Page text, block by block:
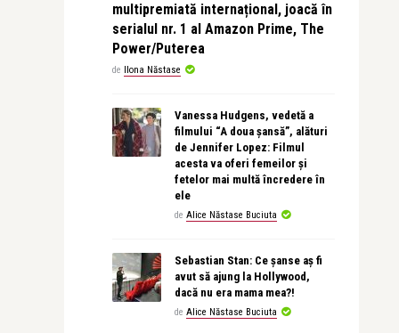
multipremiată internațional, joacă în
serialul nr. 1 al Amazon Prime, The
Power/Puterea
de Ilona Năstase
Vanessa Hudgens, vedetă a
filmului “A doua șansă”, alături
de Jennifer Lopez: Filmul
acesta va oferi femeilor și
fetelor mai multă încredere în
ele
de Alice Năstase Buciuta
Sebastian Stan: Ce șanse aș fi
avut să ajung la Hollywood,
dacă nu era mama mea?!
de Alice Năstase Buciuta